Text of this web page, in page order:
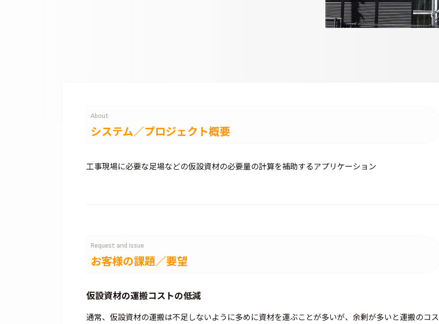
About
システム／プロジェクト概要
工事現場に必要な足場などの仮設資材の必要量の計算を補助するアプリケーション
Request and Issue
お客様の課題／要望
仮設資材の運搬コストの低減
通常、仮設資材の運搬は不足しないように多めに資材を運ぶことが多いが、余剰が多いと運搬のコス